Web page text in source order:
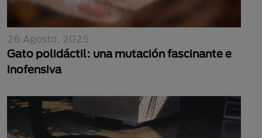
26 Agosto, 2025
Gato polidáctil: una mutación fascinante e
inofensiva